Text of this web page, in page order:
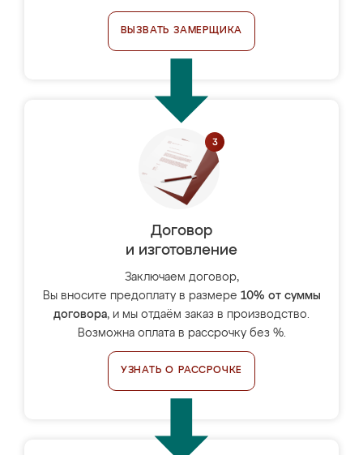
ВЫЗВАТЬ ЗАМЕРЩИКА
Договор
и изготовление
Заключаем договор,
Вы вносите предоплату в размере 10% от суммы
договора, и мы отдаём заказ в производство.
Возможна оплата в рассрочку без %.
УЗНАТЬ О РАССРОЧКЕ